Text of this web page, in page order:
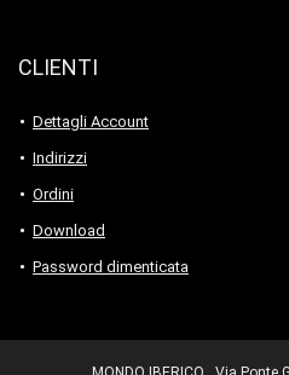
CLIENTI
Dettagli Account
Indirizzi
Ordini
Download
Password dimenticata